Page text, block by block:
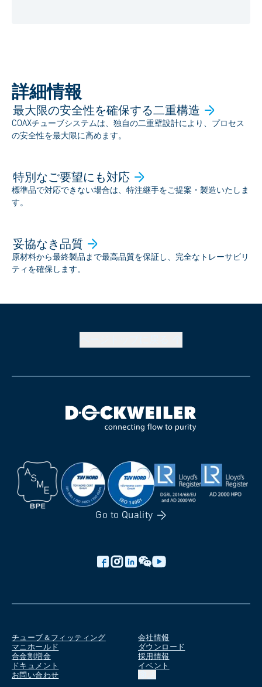
詳細情報
最大限の安全性を確保する二重構造
COAXチューブシステムは、独自の二重壁設計により、プロセス
の安全性を最大限に高めます。
特別なご要望にも対応
標準品で対応できない場合は、特注継手をご提案・製造いたしま
す。
妥協なき品質
原材料から最終製品まで最高品質を保証し、完全なトレーサビリ
ティを確保します。
Go to Quality
チューブ＆フィッティング
マニホールド
合金割増金
ドキュメント
お問い合わせ
会社情報
ダウンロード
採用情報
イベント